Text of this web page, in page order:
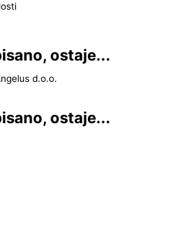
ostaje...
d.o.o.
ostaje...